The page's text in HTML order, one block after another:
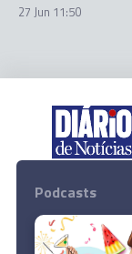
27 Jun 11:50
Podcasts